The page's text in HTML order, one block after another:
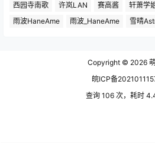
西园寺南歌
许岚LAN 赛高酱 轩萧学
雨波HaneAme
雨波_HaneAme 雪晴
Copyright © 2026
皖ICP备
查询 106 次，耗时